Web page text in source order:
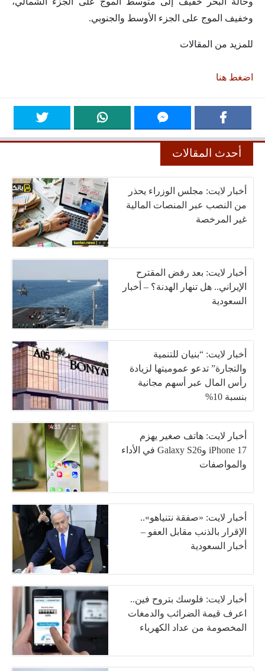
وخفيف الموج على الجزء الأوسط والجنوبي.
للمزيد من المقالات
اضغط هنا
أحدث المقالات
أخبار لايت: مجلس الوزراء يحذر
من النصب عبر المنصات المالية
غير المرخصة
أخبار لايت: بعد رفض المقترح
الإيراني.. هل تنهار الهدنة؟ – أخبار
السعودية
أخبار لايت: “بنيان للتنمية
والتجارة” تدعو عموميتها لزيادة
رأس المال عبر أسهم مجانية
بنسبة 10%
أخبار لايت: هاتف صغير يهزم
iPhone 17 وGalaxy S26 في الأداء
والمواصفات
أخبار لايت: «صفقة نتنياهو»..
الإقرار بالذنب مقابل العفو –
أخبار السعودية
أخبار لايت: فلوسك بتروح فين..
اعرف قيمة الضرائب والدمغات
المخصومة من عداد الكهرباء